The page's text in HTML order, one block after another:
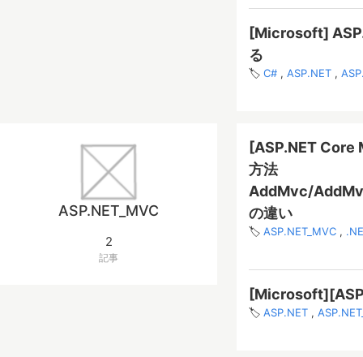
[Microsoft]
る
C# ASP.NET
ASP.NET_MVC
2
記事
[ASP.NET Core
方法
AddMvc/
の違い
ASP.NET_MVC
ASP.NET